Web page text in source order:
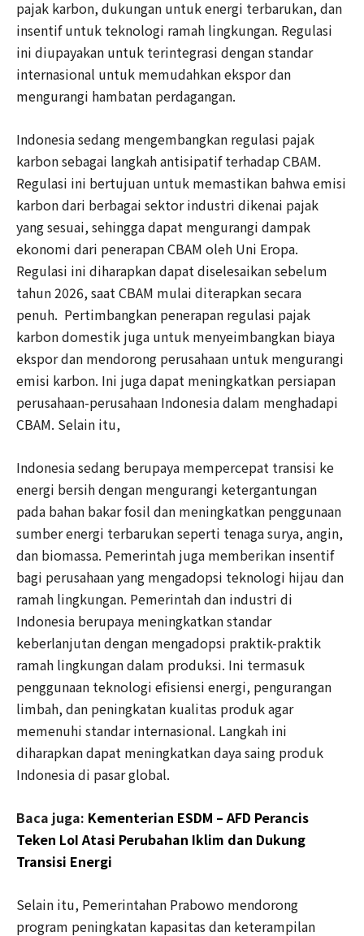
pajak karbon, dukungan untuk energi terbarukan, dan
insentif untuk teknologi ramah lingkungan. Regulasi
ini diupayakan untuk terintegrasi dengan standar
internasional untuk memudahkan ekspor dan
mengurangi hambatan perdagangan.
Indonesia sedang mengembangkan regulasi pajak
karbon sebagai langkah antisipatif terhadap CBAM.
Regulasi ini bertujuan untuk memastikan bahwa emisi
karbon dari berbagai sektor industri dikenai pajak
yang sesuai, sehingga dapat mengurangi dampak
ekonomi dari penerapan CBAM oleh Uni Eropa.
Regulasi ini diharapkan dapat diselesaikan sebelum
tahun 2026, saat CBAM mulai diterapkan secara
penuh. Pertimbangkan penerapan regulasi pajak
karbon domestik juga untuk menyeimbangkan biaya
ekspor dan mendorong perusahaan untuk mengurangi
emisi karbon. Ini juga dapat meningkatkan persiapan
perusahaan-perusahaan Indonesia dalam menghadapi
CBAM. Selain itu,
Indonesia sedang berupaya mempercepat transisi ke
energi bersih dengan mengurangi ketergantungan
pada bahan bakar fosil dan meningkatkan penggunaan
sumber energi terbarukan seperti tenaga surya, angin,
dan biomassa. Pemerintah juga memberikan insentif
bagi perusahaan yang mengadopsi teknologi hijau dan
ramah lingkungan. Pemerintah dan industri di
Indonesia berupaya meningkatkan standar
keberlanjutan dengan mengadopsi praktik-praktik
ramah lingkungan dalam produksi. Ini termasuk
penggunaan teknologi efisiensi energi, pengurangan
limbah, dan peningkatan kualitas produk agar
memenuhi standar internasional. Langkah ini
diharapkan dapat meningkatkan daya saing produk
Indonesia di pasar global.
Baca juga: Kementerian ESDM – AFD Perancis
Teken LoI Atasi Perubahan Iklim dan Dukung
Transisi Energi
Selain itu, Pemerintahan Prabowo mendorong
program peningkatan kapasitas dan keterampilan